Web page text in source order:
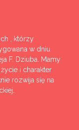
, którzy
w dniu
F. Dziuba. Mamy
i charakter
rozwija się na